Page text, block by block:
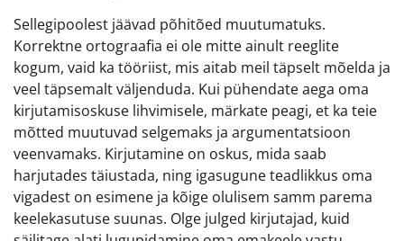
Sellegipoolest jäävad põhitõed muutumatuks.
Korrektne ortograafia ei ole mitte ainult reeglite
kogum, vaid ka tööriist, mis aitab meil täpselt mõelda ja
veel täpsemalt väljenduda. Kui pühendate aega oma
kirjutamisoskuse lihvimisele, märkate peagi, et ka teie
mõtted muutuvad selgemaks ja argumentatsioon
veenvamaks. Kirjutamine on oskus, mida saab
harjutades täiustada, ning igasugune teadlikkus oma
vigadest on esimene ja kõige olulisem samm parema
keelekasutuse suunas. Olge julged kirjutajad, kuid